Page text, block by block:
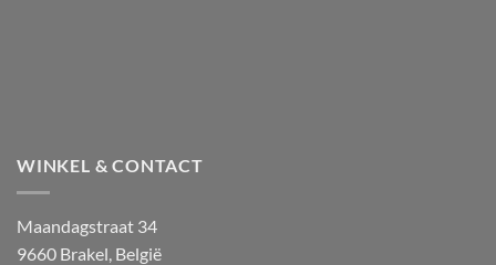
WINKEL & CONTACT
Maandagstraat 34
9660 Brakel, België